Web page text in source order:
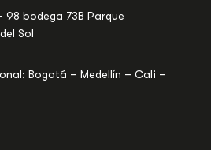
98 bodega 73B Parque
Sol
Bogotá – Medellín – Cali –